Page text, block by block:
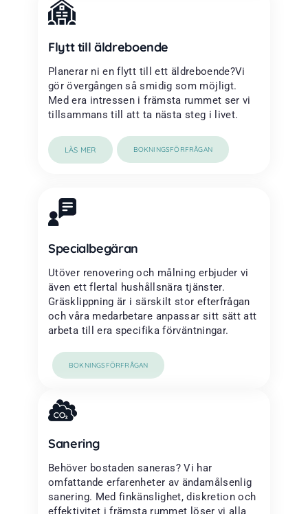
Flytt till äldreboende
Planerar ni en flytt till ett äldreboende?Vi
gör övergången så smidig som möjligt.
Med era intressen i främsta rummet ser vi
tillsammans till att ta nästa steg i livet.
LÄS MER BOKNINGSFÖRFRÅGAN
Specialbegäran
Utöver renovering och målning erbjuder vi
även ett flertal hushållsnära tjänster.
Gräsklippning är i särskilt stor efterfrågan
och våra medarbetare anpassar sitt sätt att
arbeta till era specifika förväntningar.
BOKNINGSFÖRFRÅGAN
Sanering
Behöver bostaden saneras? Vi har
omfattande erfarenheter av ändamålsenlig
sanering. Med finkänslighet, diskretion och
effektivitet i främsta rummet löser vi alla